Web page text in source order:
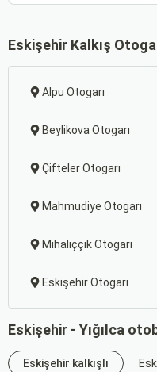
Eskişehir Kalkış
Alpu Otogarı
Beylikova Otogarı
Çifteler Otogarı
Mahmudiye Otogarı
Mihalıççık Otogarı
Eskişehir Otogarı
Eskişehir - Yığılca
Eskişehir kalkışlı